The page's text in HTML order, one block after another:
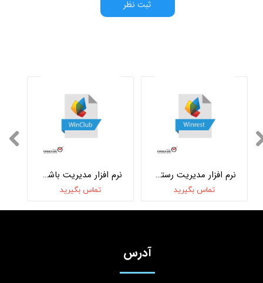
ثبت نظر
نرم افزار مدیریت باشگاه WinClub
تماس بگیرید
نرم افزار مدیریت رستوران WinRest
تماس بگیرید
آدرس